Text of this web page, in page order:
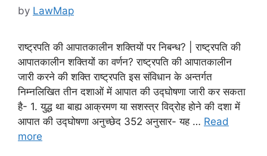
by LawMap
राष्ट्रपति की आपातकालीन शक्तियों पर निबन्ध? | राष्ट्रपति की
आपातकालीन शक्तियों का वर्णन? राष्ट्रपति की आपातकालीन
जारी करने की शक्ति राष्ट्रपति इस संविधान के अन्तर्गत
निम्नलिखित तीन दशाओं में आपात की उद्घोषणा जारी कर सकता
है- 1. युद्ध था बाह्य आक्रमण या सशस्त्र विद्रोह होने की दशा में
आपात की उद्घोषणा अनुच्छेद 352 अनुसार- यह … Read
more